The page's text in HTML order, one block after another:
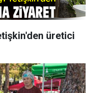
üretici